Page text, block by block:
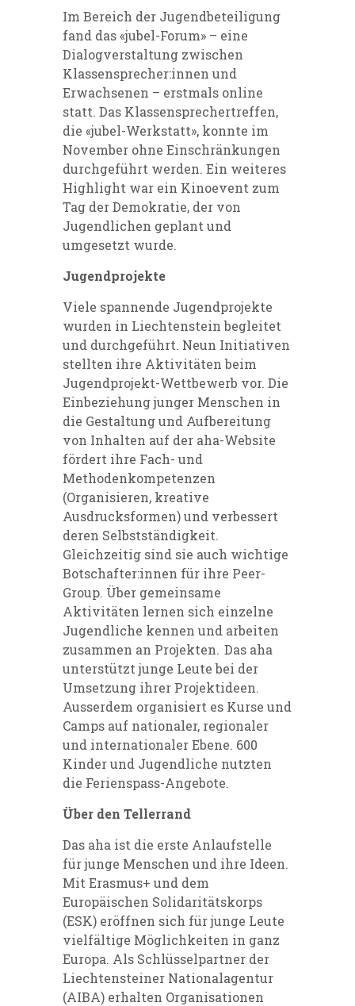
Im Bereich der Jugendbeteiligung
fand das «jubel-Forum» – eine
Dialogverstaltung zwischen
Klassensprecher:innen und
Erwachsenen – erstmals online
statt. Das Klassensprechertreffen,
die «jubel-Werkstatt», konnte im
November ohne Einschränkungen
durchgeführt werden. Ein weiteres
Highlight war ein Kinoevent zum
Tag der Demokratie, der von
Jugendlichen geplant und
umgesetzt wurde.
Jugendprojekte
Viele spannende Jugendprojekte
wurden in Liechtenstein begleitet
und durchgeführt. Neun Initiativen
stellten ihre Aktivitäten beim
Jugendprojekt-Wettbewerb vor. Die
Einbeziehung junger Menschen in
die Gestaltung und Aufbereitung
von Inhalten auf der aha-Website
fördert ihre Fach- und
Methodenkompetenzen
(Organisieren, kreative
Ausdrucksformen) und verbessert
deren Selbstständigkeit.
Gleichzeitig sind sie auch wichtige
Botschafter:innen für ihre Peer-
Group. Über gemeinsame
Aktivitäten lernen sich einzelne
Jugendliche kennen und arbeiten
zusammen an Projekten. Das aha
unterstützt junge Leute bei der
Umsetzung ihrer Projektideen.
Ausserdem organisiert es Kurse und
Camps auf nationaler, regionaler
und internationaler Ebene. 600
Kinder und Jugendliche nutzten
die Ferienspass-Angebote.
Über den Tellerrand
Das aha ist die erste Anlaufstelle
für junge Menschen und ihre Ideen.
Mit Erasmus+ und dem
Europäischen Solidaritätskorps
(ESK) eröffnen sich für junge Leute
vielfältige Möglichkeiten in ganz
Europa. Als Schlüsselpartner der
Liechtensteiner Nationalagentur
(AIBA) erhalten Organisationen